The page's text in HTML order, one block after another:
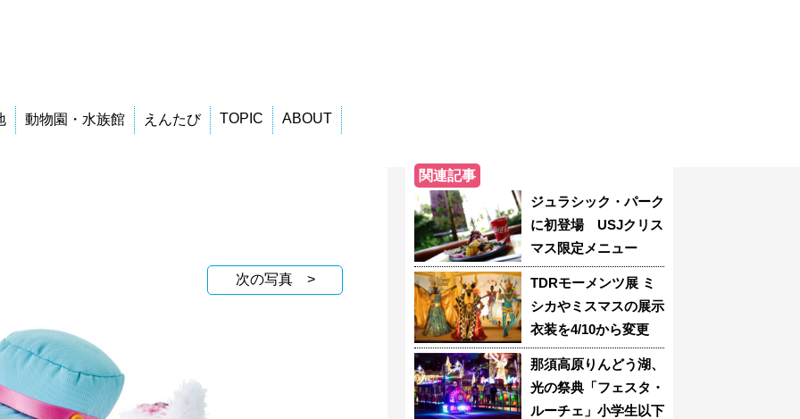
動物園・水族館 えんたび TOPIC ABOUT
次の写真 >
関連記事
ジュラシック・パーク
に初登場 USJクリス
マス限定メニュー
TDRモーメンツ展 ミ
シカやミスマスの展示
衣装を4/10から変更
那須高原りんどう湖、
光の祭典「フェスタ・
ルーチェ」小学生以下